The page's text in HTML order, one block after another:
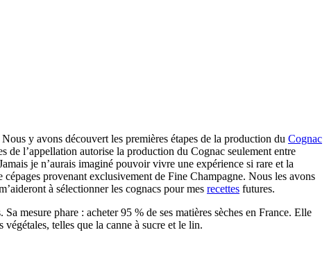
y avons découvert les premières étapes de la production du Cognac
l’appellation autorise la production du Cognac seulement entre
je n’aurais imaginé pouvoir vivre une expérience si rare et la
provenant exclusivement de Fine Champagne. Nous les avons
à sélectionner les cognacs pour mes recettes futures.
mesure phare : acheter 95 % de ses matières sèches en France. Elle
telles que la canne à sucre et le lin.